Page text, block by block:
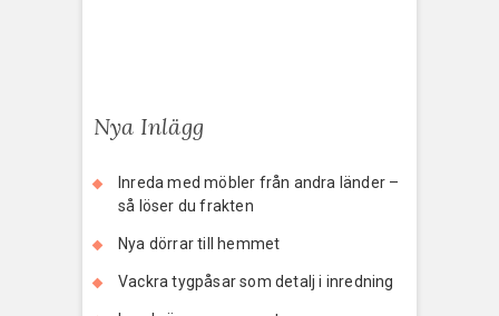
Nya Inlägg
Inreda med möbler från andra länder –
så löser du frakten
Nya dörrar till hemmet
Vackra tygpåsar som detalj i inredning